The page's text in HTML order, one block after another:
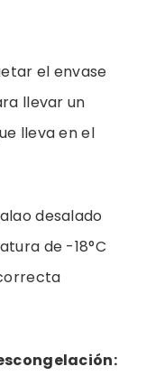
el envase
llevar un
lleva en el
desalado
de -18°C